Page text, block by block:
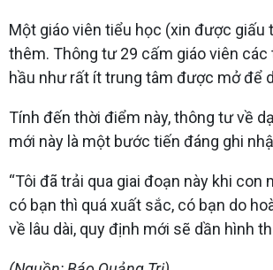
Một giáo viên tiểu học (xin được giấu
thêm. Thông tư 29 cấm giáo viên
hầu như rất ít trung tâm được mở để
Tính đến thời điểm này, thông tư về
mới này là một bước tiến đáng ghi
“Tôi đã trải qua giai đoạn này khi
có bạn thì quá xuất sắc, có bạn do
về lâu dài, quy định mới sẽ dần hình